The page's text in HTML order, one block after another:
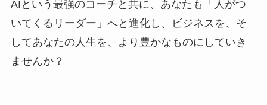
AIという最強のコーチと共に、あなたも「人がつ
いてくるリーダー」へと進化し、ビジネスを、そ
してあなたの人生を、より豊かなものにしていき
ませんか？